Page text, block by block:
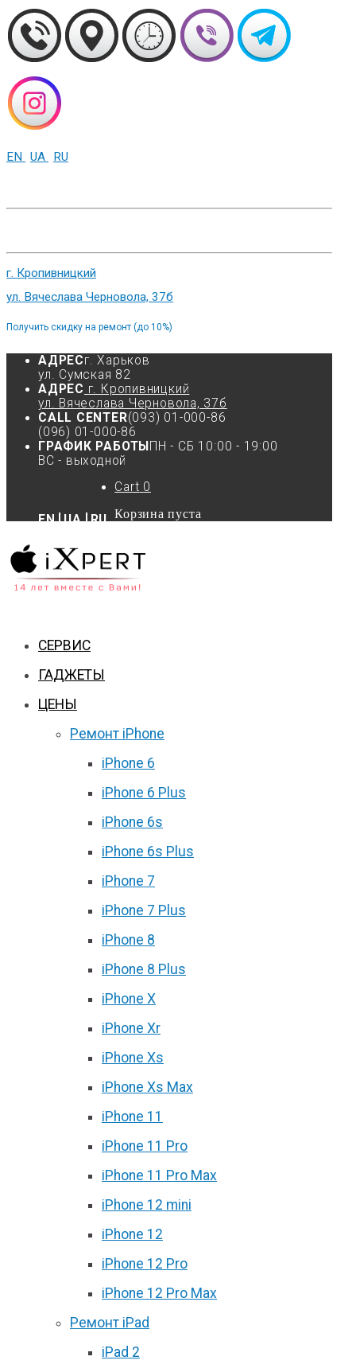
EN UA RU
г. Кропивницкий
ул. Вячеслава Черновола, 37б
Получить скидку на ремонт (до 10%)
АДРЕСг. Харьков
ул. Сумская 82
АДРЕС г. Кропивницкий
ул. Вячеслава Черновола, 37б
CALL CENTER(093) 01-000-86
(096) 01-000-86
ГРАФИК РАБОТЫ ПН - СБ 10:00 - 19:00
ВС - выходной
EN UA RU
Cart 0
Корзина пуста
СЕРВИС
ГАДЖЕТЫ
ЦЕНЫ
Ремонт iPhone
iPhone 6
iPhone 6 Plus
iPhone 6s
iPhone 6s Plus
iPhone 7
iPhone 7 Plus
iPhone 8
iPhone 8 Plus
iPhone X
iPhone Xr
iPhone Xs
iPhone Xs Max
iPhone 11
iPhone 11 Pro
iPhone 11 Pro Max
iPhone 12 mini
iPhone 12
iPhone 12 Pro
iPhone 12 Pro Max
Ремонт iPad
iPad 2